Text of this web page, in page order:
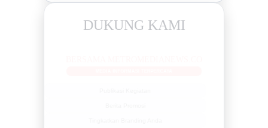
DUKUNG KAMI